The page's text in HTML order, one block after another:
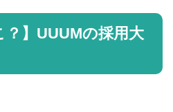
？】UUUMの採用大